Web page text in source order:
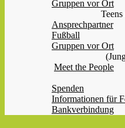
Gruppen vor Ort
Ansprechpartner
Fußball
Gruppen vor Ort
Meet the People
Spenden
Informationen für
Bankverbindung